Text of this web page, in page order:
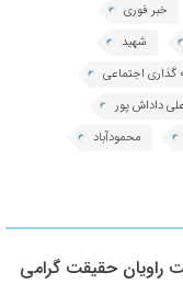
خبر فوری
شهید
گذاری اجتماعی
داداش پور
محمودآباد
راویان حقیقت گرامی